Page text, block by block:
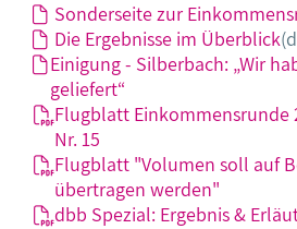
Sonderseite zur
Die Ergebnisse im Überblick
Einigung - Silberbach: „Wir
geliefert“
Flugblatt Einkommensrunde
Nr. 15
Flugblatt "Volumen soll auf
übertragen werden"
dbb Spezial: Ergebnis &